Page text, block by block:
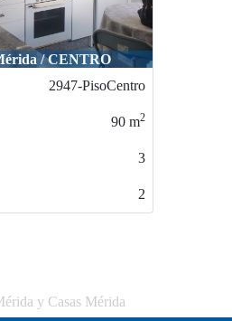
/ CENTRO
2947-PisoCentro
90 m2
3
2
y Casas Mérida